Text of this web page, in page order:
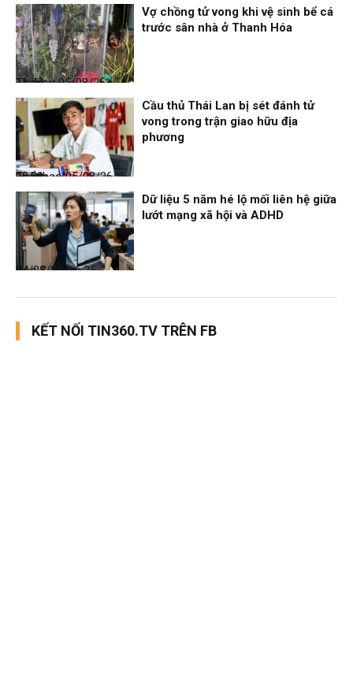
Thời sự
05/08/26, 11:44
Vợ chồng tử vong khi vệ sinh bể cá
trước sân nhà ở Thanh Hóa
Thể thao
05/08/26, 08:39
Cầu thủ Thái Lan bị sét đánh tử
vong trong trận giao hữu địa
phương
Đọc & Ngẫm
04/08/26, 16:25
Dữ liệu 5 năm hé lộ mối liên hệ giữa
lướt mạng xã hội và ADHD
KẾT NỐI TIN360.TV TRÊN FB